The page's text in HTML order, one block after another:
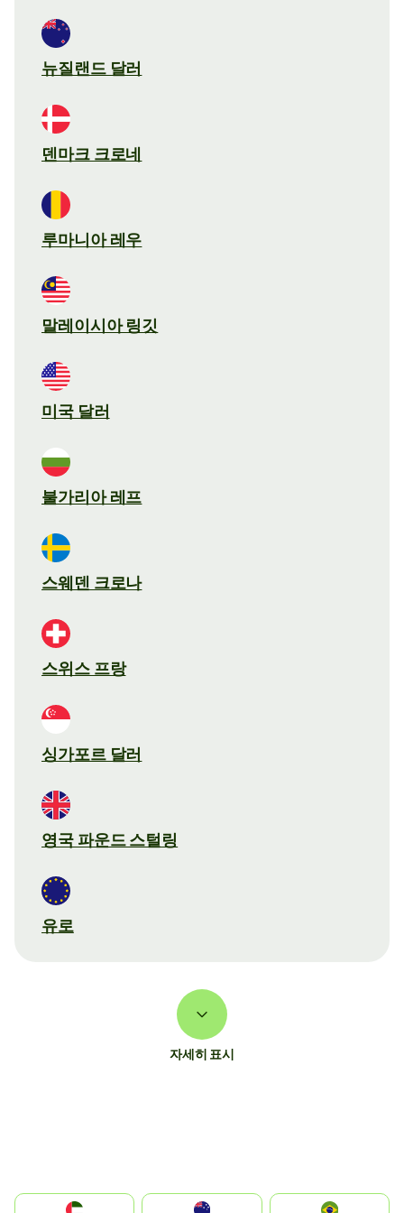
뉴질랜드 달러
덴마크 크로네
루마니아 레우
말레이시아 링깃
미국 달러
불가리아 레프
스웨덴 크로나
스위스 프랑
싱가포르 달러
영국 파운드 스털링
유로
자세히 표시